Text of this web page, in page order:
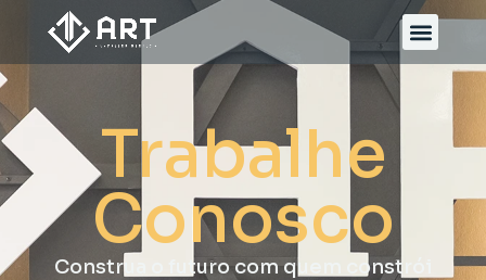
Trabalhe
Conosco
Construa o futuro com quem constrói